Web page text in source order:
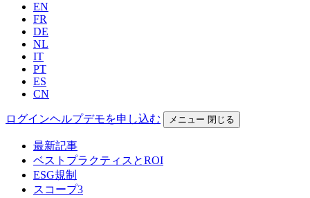
EN
FR
DE
NL
IT
PT
ES
CN
ログインヘルプデモを申し込む メニュー 閉じる
最新記事
ベストプラクティスとROI
ESG規制
スコープ3